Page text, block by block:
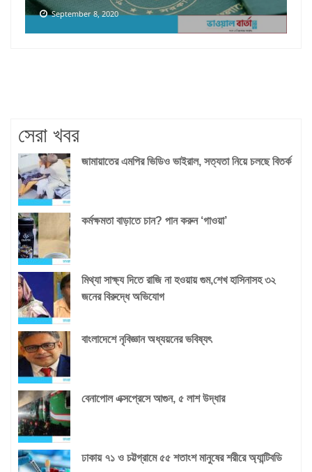
September 8, 2020
সেরা খবর
জামায়াতের এমপির ভিডিও ভাইরাল, সত্যতা নিয়ে চলছে বিতর্ক
কর্মক্ষমতা বাড়াতে চান? পান করুন ‘গাওয়া’
মিথ্যা সাক্ষ্য দিতে রাজি না হওয়ায় গুম,শেখ হাসিনাসহ ৩২
জনের বিরুদ্ধে অভিযোগ
বাংলাদেশে নৃবিজ্ঞান অধ্যয়নের ভবিষ্যৎ
বেনাপোল এক্সপ্রেসে আগুন, ৫ লাশ উদ্ধার
ঢাকায় ৭১ ও চট্টগ্রামে ৫৫ শতাংশ মানুষের শরীরে অ্যান্টিবডি